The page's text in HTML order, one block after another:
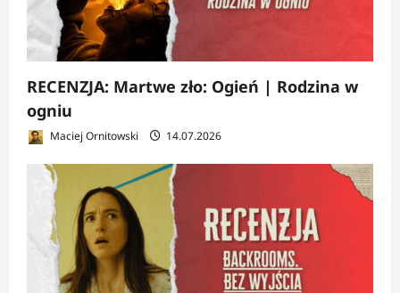
RECENZJA: Martwe zło: Ogień | Rodzina w
ogniu
Maciej Ornitowski 14.07.2026